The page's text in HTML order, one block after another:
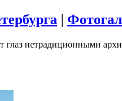
|
глаз нетрадиционными